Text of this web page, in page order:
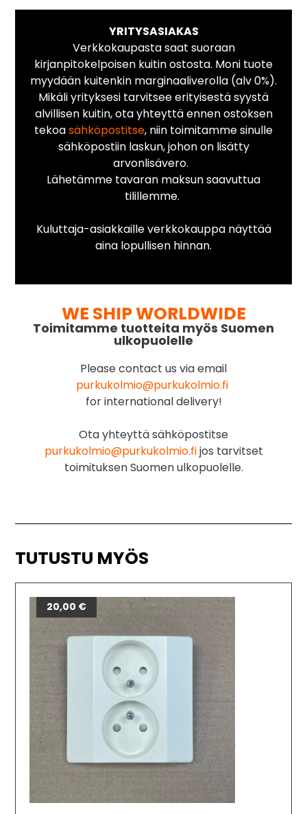
YRITYSASIAKAS
Verkkokaupasta saat suoraan
kirjanpitokelpoisen kuitin ostosta. Moni tuote
myydään kuitenkin marginaaliverolla (alv 0%).
Mikäli yrityksesi tarvitsee erityisestä syystä
alvillisen kuitin, ota yhteyttä ennen ostoksen
tekoasähköpostitse, niin toimitamme sinulle
sähköpostiin laskun, johon on lisätty
arvonlisävero.
Lähetämme tavaran maksun saavuttua
tilillemme.
Kuluttaja-asiakkaille verkkokauppa näyttää
aina lopullisen hinnan.
WE SHIP WORLDWIDE
Toimitamme tuotteita myös Suomen
ulkopuolelle
Please contact us via email
purkukolmio@purkukolmio.fi
for international delivery!
Ota yhteyttä sähköpostitse
purkukolmio@purkukolmio.fijos tarvitset
toimituksen Suomen ulkopuolelle.
TUTUSTU MYÖS
20,00 €